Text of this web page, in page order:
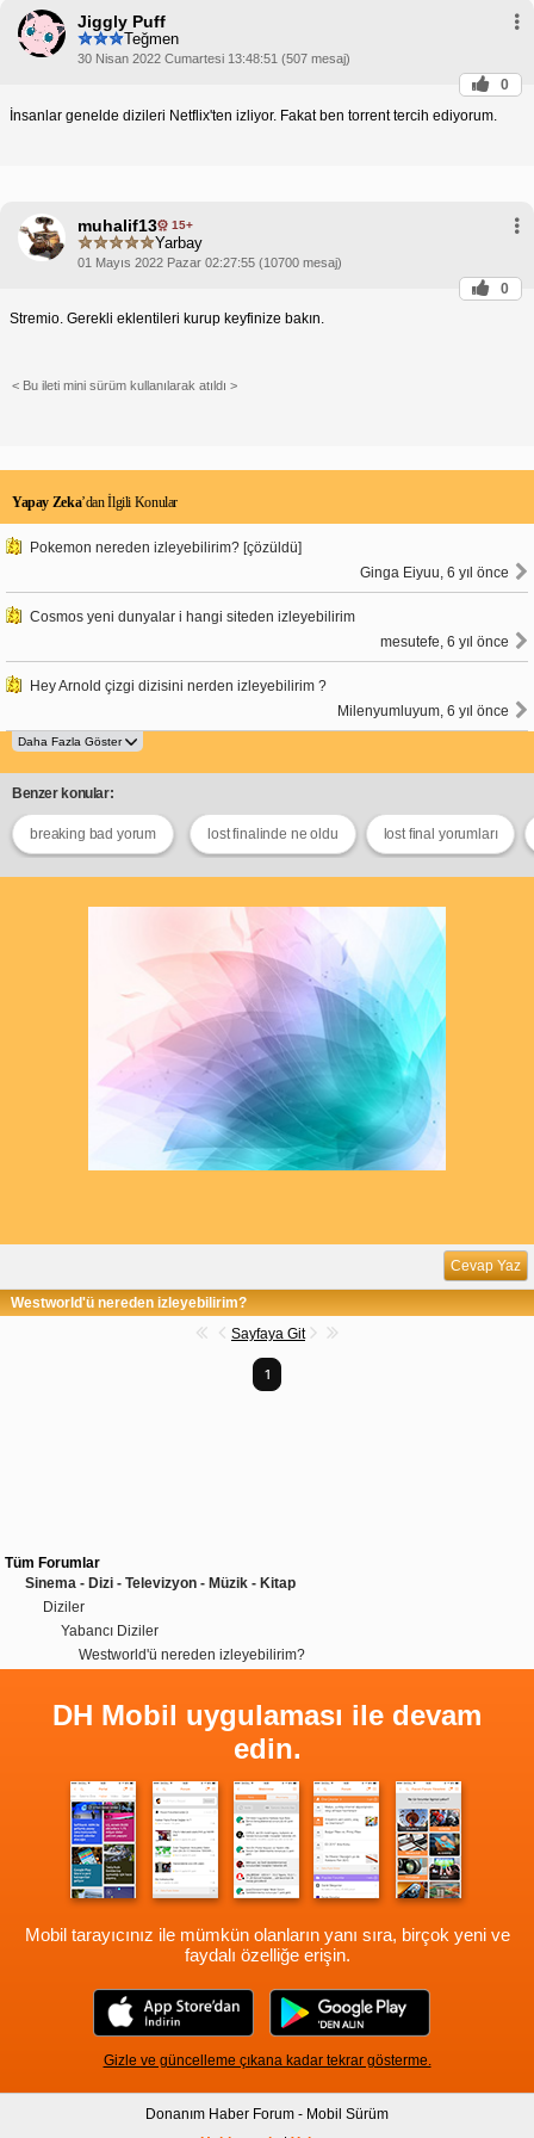
Jiggly Puff
Teğmen
30 Nisan 2022 Cumartesi 13:48:51 (507 mesaj)
0
İnsanlar genelde dizileri Netflix'ten izliyor. Fakat ben torrent tercih ediyorum.
muhalif13 15+
Yarbay
01 Mayıs 2022 Pazar 02:27:55 (10700 mesaj)
0
Stremio. Gerekli eklentileri kurup keyfinize bakın.
< Bu ileti mini sürüm kullanılarak atıldı >
Yapay Zeka’dan İlgili Konular
Pokemon nereden izleyebilirim? [çözüldü]
Ginga Eiyuu, 6 yıl önce
Cosmos yeni dunyalar i hangi siteden izleyebilirim
mesutefe, 6 yıl önce
Hey Arnold çizgi dizisini nerden izleyebilirim ?
Milenyumluyum, 6 yıl önce
Benzer konular:
breaking bad yorum lost finalinde ne oldu lost final yorumları
Cevap Yaz
Westworld'ü nereden izleyebilirim?
Sayfaya Git
1
Tüm Forumlar
Sinema - Dizi - Televizyon - Müzik - Kitap
Diziler
Yabancı Diziler
Westworld'ü nereden izleyebilirim?
DH Mobil uygulaması ile devam
edin.
Mobil tarayıcınız ile mümkün olanların yanı sıra, birçok yeni ve
faydalı özelliğe erişin.
Gizle ve güncelleme çıkana kadar tekrar gösterme.
Donanım Haber Forum - Mobil Sürüm